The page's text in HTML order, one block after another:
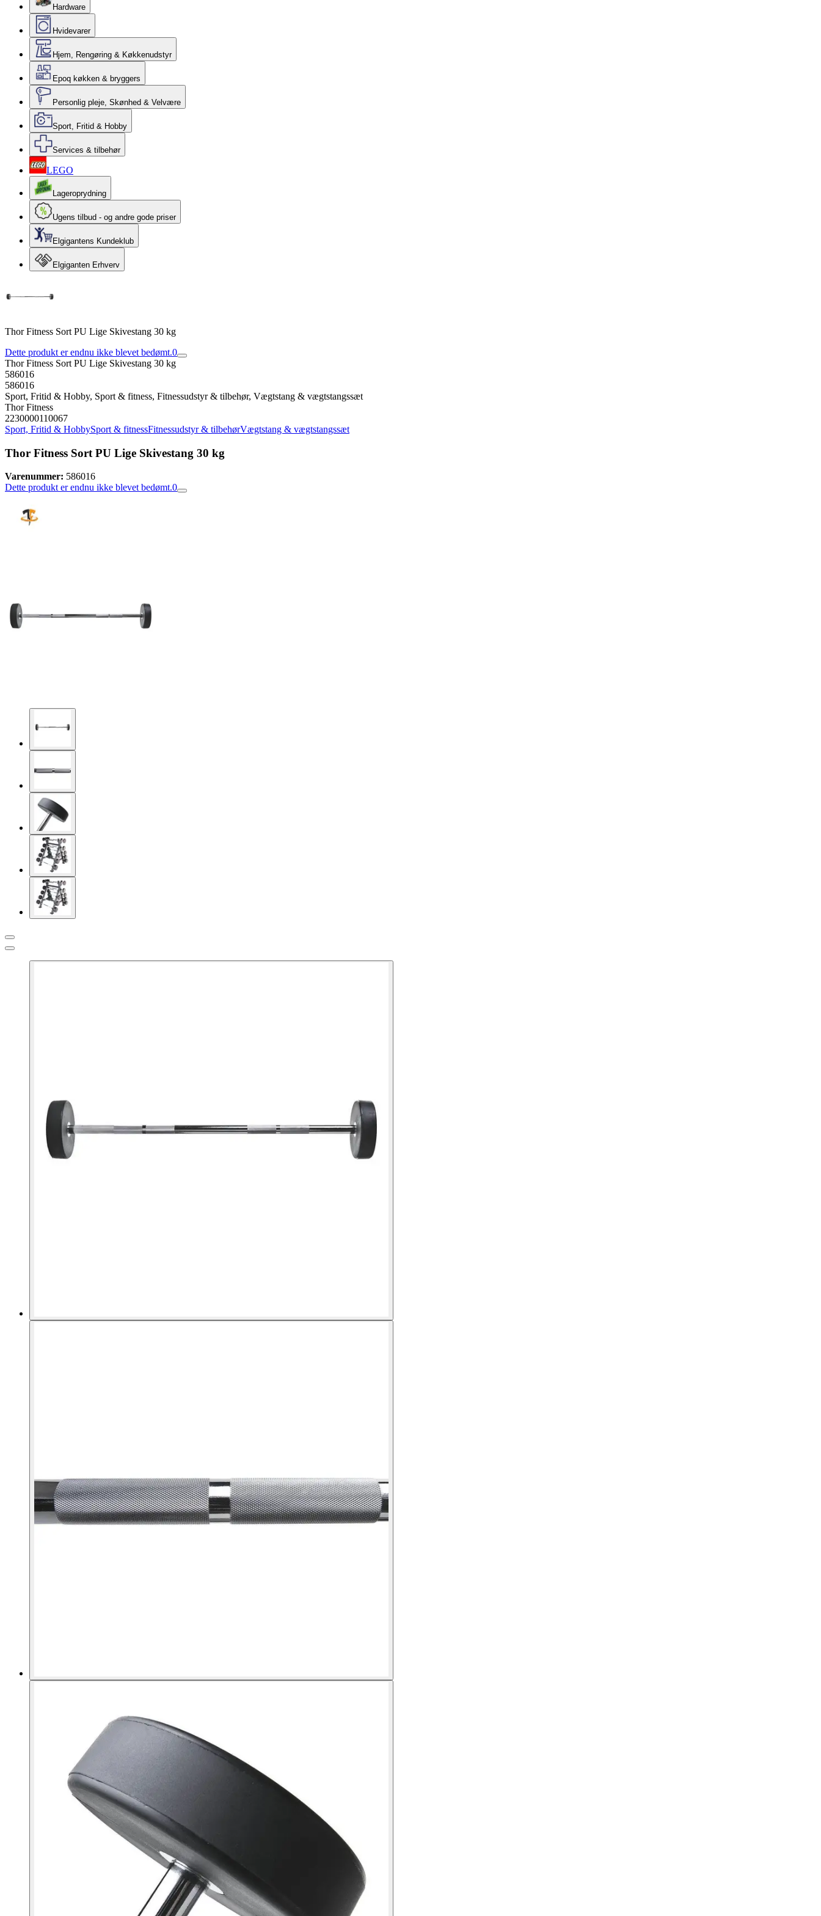
Hardware
Hvidevarer
Hjem, Rengøring & Køkkenudstyr
Epoq køkken & bryggers
Personlig pleje, Skønhed & Velvære
Sport, Fritid & Hobby
Services & tilbehør
LEGO
Lageroprydning
Ugens tilbud - og andre gode priser
Elgigantens Kundeklub
Elgiganten Erhverv
Thor Fitness Sort PU Lige Skivestang 30 kg
Dette produkt er endnu ikke blevet bedømt.0
Thor Fitness Sort PU Lige Skivestang 30 kg
586016
586016
Sport, Fritid & Hobby, Sport & fitness, Fitnessudstyr & tilbehør, Vægtstang & vægtstangssæt
Thor Fitness
2230000110067
Sport, Fritid & HobbySport & fitnessFitnessudstyr & tilbehørVægtstang & vægtstangssæt
Thor Fitness Sort PU Lige Skivestang 30 kg
Varenummer: 586016
Dette produkt er endnu ikke blevet bedømt.0